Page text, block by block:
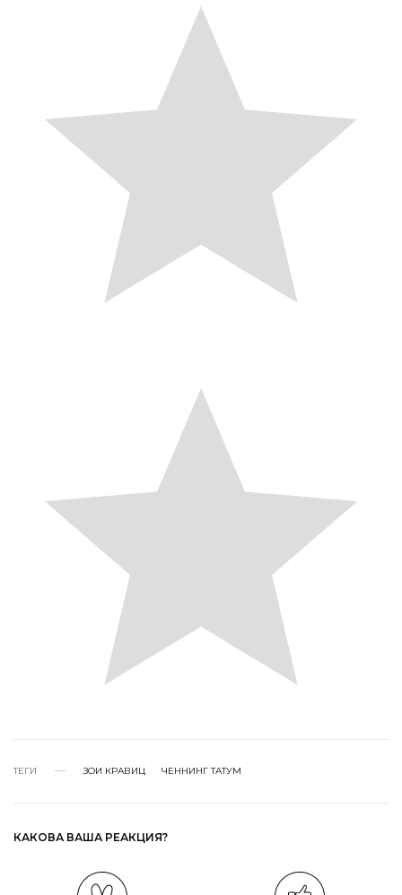
ТЕГИ ЗОИ КРАВИЦ ЧЕННИНГ ТАТУМ
КАКОВА ВАША РЕАКЦИЯ?